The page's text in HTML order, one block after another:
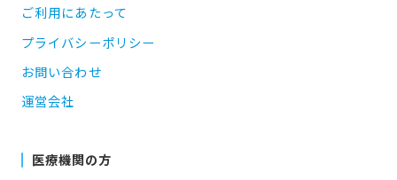
ご利用にあたって
プライバシーポリシー
お問い合わせ
運営会社
医療機関の方